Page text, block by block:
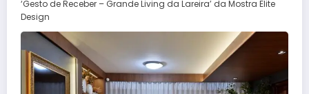
‘Gesto de Receber – Grande Living da Lareira’ da Mostra Elite
Design